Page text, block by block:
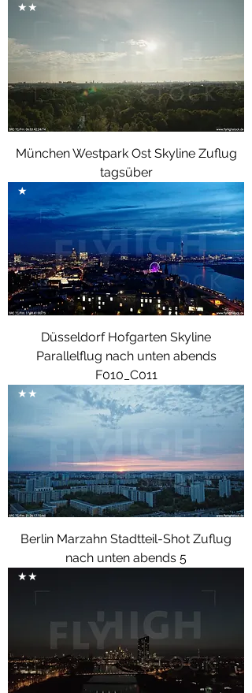
★★
München Westpark Ost Skyline Zuflug
tagsüber
★
Düsseldorf Hofgarten Skyline
Parallelflug nach unten abends
F010_C011
★★
Berlin Marzahn Stadtteil-Shot Zuflug
nach unten abends 5
★★